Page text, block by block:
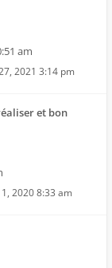
am
2021 3:14 pm
et bon
2020 8:33 am